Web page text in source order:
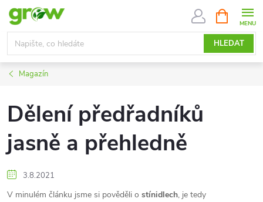
Přejít
obsah
HLEDAT
NÁKUPNÍ
KOŠÍK
Magazín
Dělení předřadníků
jasně a přehledně
3.8.2021
V minulém článku jsme si pověděli o stínidlech, je tedy